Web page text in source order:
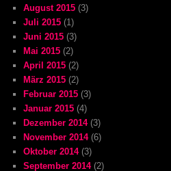
August 2015 (3)
Juli 2015 (1)
Juni 2015 (3)
Mai 2015 (2)
April 2015 (2)
März 2015 (2)
Februar 2015 (3)
Januar 2015 (4)
Dezember 2014(3)
November 2014(6)
Oktober 2014(3)
September 2014(2)